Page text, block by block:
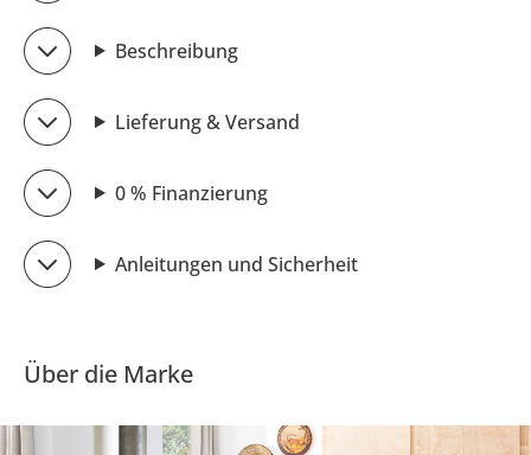
Beschreibung
Lieferung & Versand
0 % Finanzierung
Anleitungen und Sicherheit
Über die Marke